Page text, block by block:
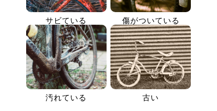
サビている 傷がついている
汚れている 古い